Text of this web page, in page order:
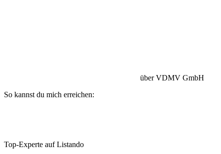
über VDMV GmbH
So kannst du mich erreichen:
Top-Experte auf Listando